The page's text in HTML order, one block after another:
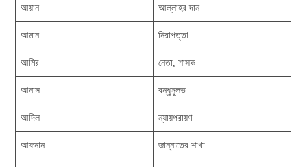
আয়ান আল্লাহর দান
আমান নিরাপত্তা
আমির নেতা, শাসক
আনাস বন্ধুসুলভ
আদিল ন্যায়পরায়ণ
আফনান জান্নাতের শাখা